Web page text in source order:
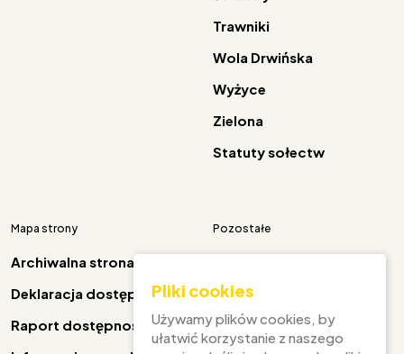
Trawniki
Wola Drwińska
Wyżyce
Zielona
Statuty sołectw
Mapa strony
Archiwalna strona
Deklaracja dostępności
Raport dostępności
Pozostałe
Facebook
Pliki cookies
Używamy plików cookies, by
ułatwić korzystanie z naszego